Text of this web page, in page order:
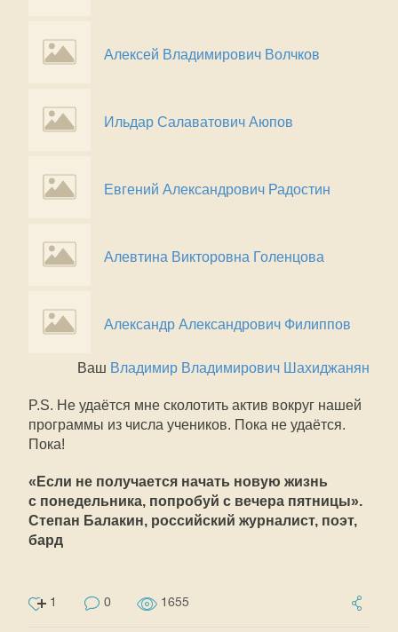
Алексей Владимирович Волчков
Ильдар Салаватович Аюпов
Евгений Александрович Радостин
Алевтина Викторовна Голенцова
Александр Александрович Филиппов
Ваш Владимир Владимирович Шахиджанян
P.S. Не удаётся мне сколотить актив вокруг нашей
программы из числа учеников. Пока не удаётся.
Пока!
«Если не получается начать новую жизнь
с понедельника, попробуй с вечера пятницы».
Степан Балакин, российский журналист, поэт,
бард
1 0 1655